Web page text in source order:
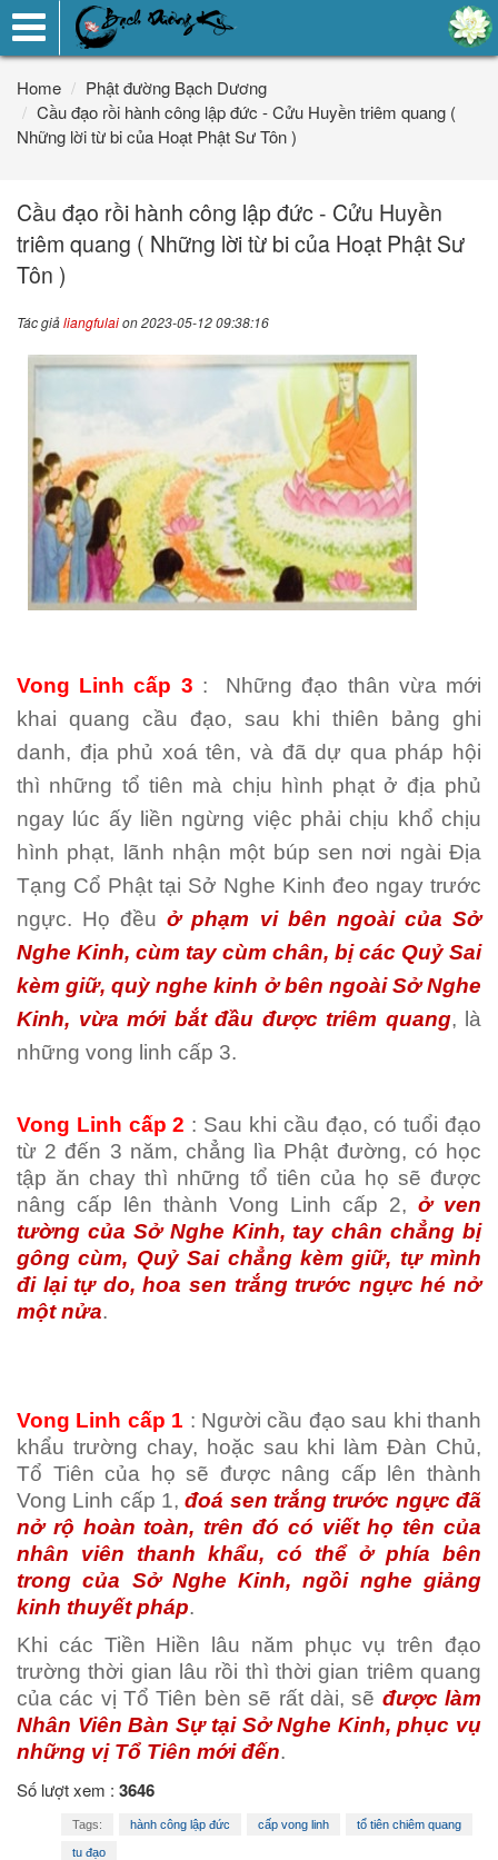
Toggle
navigation
Home
Phật đường Bạch Dương
Cầu đạo rồi hành công lập đức - Cửu Huyền triêm quang (
Những lời từ bi của Hoạt Phật Sư Tôn )
Cầu đạo rồi hành công lập đức - Cửu Huyền
triêm quang ( Những lời từ bi của Hoạt Phật Sư
Tôn )
Tác giảliangfulaion 2023-05-12 09:38:16
Vong Linh cấp 3 : Những đạo thân vừa mới
khai quang cầu đạo, sau khi thiên bảng ghi
danh, địa phủ xoá tên, và đã dự qua pháp hội
thì những tổ tiên mà chịu hình phạt ở địa phủ
ngay lúc ấy liền ngừng việc phải chịu khổ chịu
hình phạt, lãnh nhận một búp sen nơi ngài Địa
Tạng Cổ Phật tại Sở Nghe Kinh đeo ngay trước
ngực. Họ đềuở phạm vi bên ngoài của Sở
Nghe Kinh, cùm tay cùm chân, bị các Quỷ Sai
kèm giữ, quỳ nghe kinh ở bên ngoài Sở Nghe
Kinh, vừa mới bắt đầu được triêm quang, là
những vong linh cấp 3.
Vong Linh cấp 2 : Sau khi cầu đạo, có tuổi đạo
từ 2 đến 3 năm, chẳng lìa Phật đường, có học
tập ăn chay thì những tổ tiên của họ sẽ được
nâng cấp lên thành Vong Linh cấp 2, ở ven
tường của Sở Nghe Kinh, tay chân chẳng bị
gông cùm, Quỷ Sai chẳng kèm giữ, tự mình
đi lại tự do, hoa sen trắng trước ngực hé nở
một nửa.
Vong Linh cấp 1 : Người cầu đạo sau khi thanh
khẩu trường chay, hoặc sau khi làm Đàn Chủ,
Tổ Tiên của họ sẽ được nâng cấp lên thành
Vong Linh cấp 1,đoá sen trắng trước ngực đã
nở rộ hoàn toàn, trên đó có viết họ tên của
nhân viên thanh khẩu, có thể ở phía bên
trong của Sở Nghe Kinh, ngồi nghe giảng
kinh thuyết pháp.
Khi các Tiền Hiền lâu năm phục vụ trên đạo
trường thời gian lâu rồi thì thời gian triêm quang
của các vị Tổ Tiên bèn sẽ rất dài, sẽ được làm
Nhân Viên Bàn Sự tại Sở Nghe Kinh, phục vụ
những vị Tổ Tiên mới đến.
Số lượt xem : 3646
Tags: hành công lập đức cấp vong linh tổ tiên chiêm quang
tu đạo